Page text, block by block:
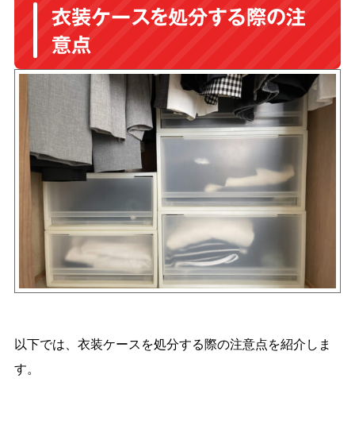
衣装ケースを処分する際の注
意点
以下では、衣装ケースを処分する際の注意点を紹介しま
す。